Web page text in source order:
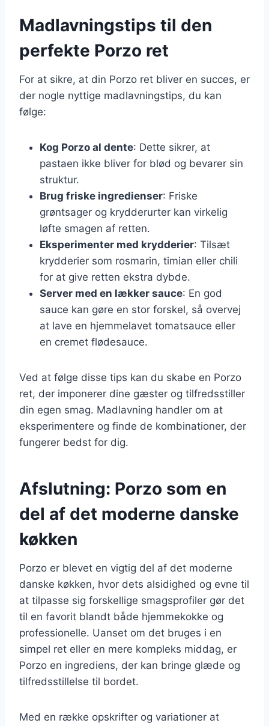
Madlavningstips til den
perfekte Porzo ret
For at sikre, at din Porzo ret bliver en succes, er
der nogle nyttige madlavningstips, du kan
følge:
Kog Porzo al dente: Dette sikrer, at
pastaen ikke bliver for blød og bevarer sin
struktur.
Brug friske ingredienser: Friske
grøntsager og krydderurter kan virkelig
løfte smagen af retten.
Eksperimenter med krydderier: Tilsæt
krydderier som rosmarin, timian eller chili
for at give retten ekstra dybde.
Server med en lækker sauce: En god
sauce kan gøre en stor forskel, så overvej
at lave en hjemmelavet tomatsauce eller
en cremet flødesauce.
Ved at følge disse tips kan du skabe en Porzo
ret, der imponerer dine gæster og tilfredsstiller
din egen smag. Madlavning handler om at
eksperimentere og finde de kombinationer, der
fungerer bedst for dig.
Afslutning: Porzo som en
del af det moderne danske
køkken
Porzo er blevet en vigtig del af det moderne
danske køkken, hvor dets alsidighed og evne til
at tilpasse sig forskellige smagsprofiler gør det
til en favorit blandt både hjemmekokke og
professionelle. Uanset om det bruges i en
simpel ret eller en mere kompleks middag, er
Porzo en ingrediens, der kan bringe glæde og
tilfredsstillelse til bordet.
Med en række opskrifter og variationer at